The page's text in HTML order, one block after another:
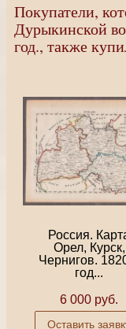
Покупатели,
Дурыкинской
год., также
Россия.
Орел, Курск,
Чернигов.
год...
6 000 руб.
Оставить